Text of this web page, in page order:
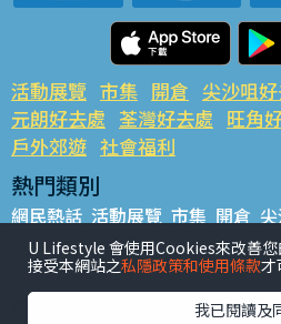
活動展覽 市集 開倉 尖沙咀
元朗好去處 荃灣好去處 旺角
戶外郊遊 社會福利
熱門類別
網民熱話 活動展覽 市集 開倉
銅鑼灣好去處 元朗好去處 荃灣
餐廳情報 戶外郊遊
熱門標籤
U Lifestyle 會使用Cookies來改善
接受本網站之私隱政策和使用條款才
我已閱讀及